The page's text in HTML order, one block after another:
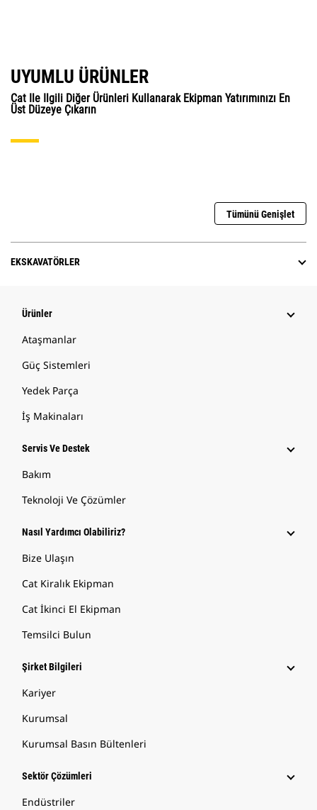
UYUMLU ÜRÜNLER
Cat Ile Ilgili Diğer Ürünleri Kullanarak Ekipman Yatırımınızı En
Üst Düzeye Çıkarın
Tümünü Genişlet
EKSKAVATÖRLER
Ürünler
Ataşmanlar
Güç Sistemleri
Yedek Parça
İş Makinaları
Servis Ve Destek
Bakım
Teknoloji Ve Çözümler
Nasıl Yardımcı Olabiliriz?
Bize Ulaşın
Cat Kiralık Ekipman
Cat İkinci El Ekipman
Temsilci Bulun
Şirket Bilgileri
Kariyer
Kurumsal
Kurumsal Basın Bültenleri
Sektör Çözümleri
Endüstriler